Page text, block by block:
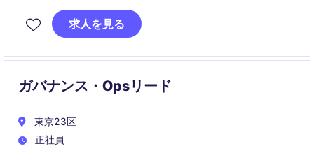
規制対応からリスク管理、組織への浸透まで幅広く担
求人を見る
ガバナンス・Opsリード
東京23区
正社員